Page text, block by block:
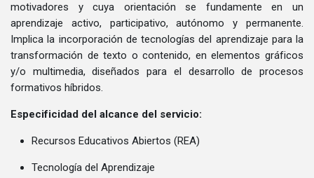
motivadores y cuya orientación se fundamente en un
aprendizaje activo, participativo, autónomo y permanente.
Implica la incorporación de tecnologías del aprendizaje para la
transformación de texto o contenido, en elementos gráficos
y/o multimedia, diseñados para el desarrollo de procesos
formativos híbridos.
Especificidad del alcance del servicio:
Recursos Educativos Abiertos (REA)
Tecnología del Aprendizaje